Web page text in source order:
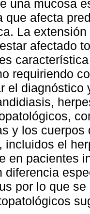
una mucosa
que afecta
La
afectado
requiriendo
el
y los
incluidos el
en pacientes
diferencia
por lo que